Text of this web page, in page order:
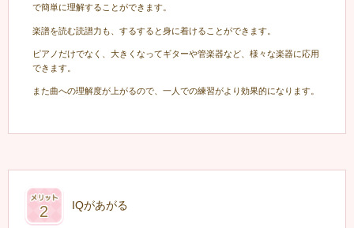
で簡単に理解することができます。
楽譜を読む読譜力も、するすると身に着けることができます。
ピアノだけでなく、大きくなってギターや管楽器など、様々な楽器に応用
できます。
また曲への理解度が上がるので、一人での練習がより効果的になります。
IQがあがる